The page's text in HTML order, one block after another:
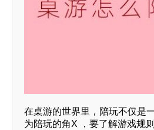
在桌游的世界里，陪玩不仅是
为陪玩的角X ，要了解游戏规